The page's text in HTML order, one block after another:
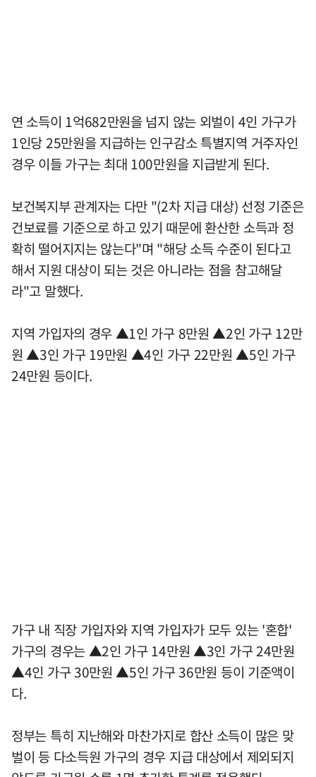
연 소득이 1억682만원을 넘지 않는 외벌이 4인 가구가
1인당 25만원을 지급하는 인구감소 특별지역 거주자인
경우 이들 가구는 최대 100만원을 지급받게 된다.
보건복지부 관계자는 다만 "(2차 지급 대상) 선정 기준은
건보료를 기준으로 하고 있기 때문에 환산한 소득과 정
확히 떨어지지는 않는다"며 "해당 소득 수준이 된다고
해서 지원 대상이 되는 것은 아니라는 점을 참고해달
라"고 말했다.
지역 가입자의 경우 ▲1인 가구 8만원 ▲2인 가구 12만
원 ▲3인 가구 19만원 ▲4인 가구 22만원 ▲5인 가구
24만원 등이다.
가구 내 직장 가입자와 지역 가입자가 모두 있는 '혼합'
가구의 경우는 ▲2인 가구 14만원 ▲3인 가구 24만원
▲4인 가구 30만원 ▲5인 가구 36만원 등이 기준액이
다.
정부는 특히 지난해와 마찬가지로 합산 소득이 많은 맞
벌이 등 다소득원 가구의 경우 지급 대상에서 제외되지